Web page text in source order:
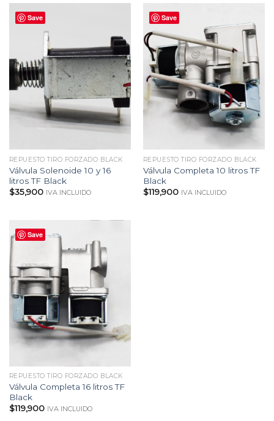
Save
REPUESTO TIRO FORZADO BLACK
Válvula Solenoide 10 y 16
litros TF Black
$35,900 IVA INCLUIDO
Save
REPUESTO TIRO FORZADO BLACK
Válvula Completa 10 litros TF
Black
$119,900 IVA INCLUIDO
Save
REPUESTO TIRO FORZADO BLACK
Válvula Completa 16 litros TF
Black
$119,900 IVA INCLUIDO